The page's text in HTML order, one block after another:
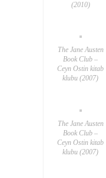
(2010)
The Jane Austen
Book Club –
Ceyn Ostin kitab
klubu (2007)
The Jane Austen
Book Club –
Ceyn Ostin kitab
klubu (2007)